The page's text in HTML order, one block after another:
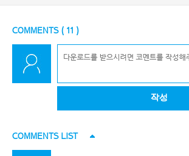
COMMENTS ( 11 )
작성
COMMENTS LIST